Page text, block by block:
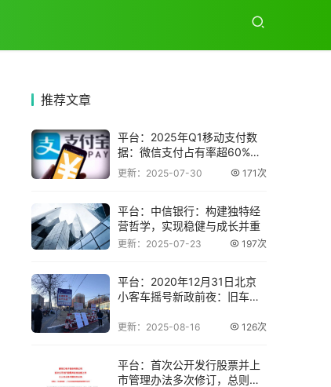
推荐文章
平台：2025年Q1移动支付数
据：微信支付占有率超60%，
支付宝还
更新：2025-07-30 171次
平台：中信银行：构建独特经
营哲学，实现稳健与成长并重
更新：2025-07-23 197次
平台：2020年12月31日北京
小客车摇号新政前夜：旧车市
更新：2025-08-16 126次
平台：首次公开发行股票并上
市管理办法多次修订，总则条